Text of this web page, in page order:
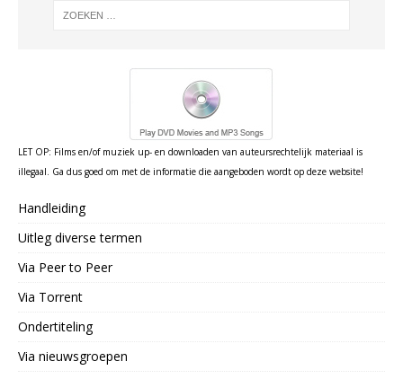
LET OP: Films en/of muziek up- en downloaden van auteursrechtelijk materiaal is
illegaal. Ga dus goed om met de informatie die aangeboden wordt op deze website!
Handleiding
Uitleg diverse termen
Via Peer to Peer
Via Torrent
Ondertiteling
Via nieuwsgroepen